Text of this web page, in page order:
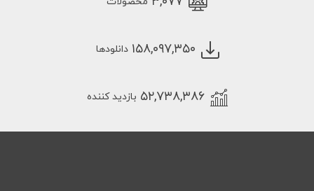
۱۵۸,۰۹۷,۳۵۰ دانلودها
۵۲,۷۳۸,۳۸۶ بازدید کننده